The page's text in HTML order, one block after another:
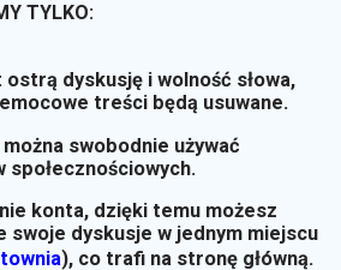
TYLKO:
ostrą dyskusję i wolność słowa,
treści będą usuwane.
swobodnie używać
społecznościowych.
konta, dzięki temu możesz
swoje dyskusje w jednym miejscu
), co trafi na stronę główną.